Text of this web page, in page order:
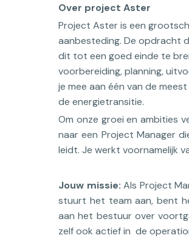
Over project Aster
Project Aster is een
aanbesteding. De opdracht
dit tot een goed einde te
voorbereiding, planning,
je mee aan één van de
de energietransitie.
Om onze groei en ambities
naar een Project Manager
leidt. Je werkt voornamelijk
Jouw missie: Als Project
stuurt het team aan, bent
aan het bestuur over
zelf ook actief in de